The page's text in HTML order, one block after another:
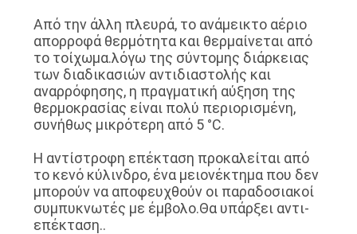
Από την άλλη πλευρά, το ανάμεικτο αέριο
απορροφά θερμότητα και θερμαίνεται από
το τοίχωμα.λόγω της σύντομης διάρκειας
των διαδικασιών αντιδιαστολής και
αναρρόφησης, η πραγματική αύξηση της
θερμοκρασίας είναι πολύ περιορισμένη,
συνήθως μικρότερη από 5 °C.
Η αντίστροφη επέκταση προκαλείται από
το κενό κύλινδρο, ένα μειονέκτημα που δεν
μπορούν να αποφευχθούν οι παραδοσιακοί
συμπυκνωτές με έμβολο.Θα υπάρξει αντι-
επέκταση..